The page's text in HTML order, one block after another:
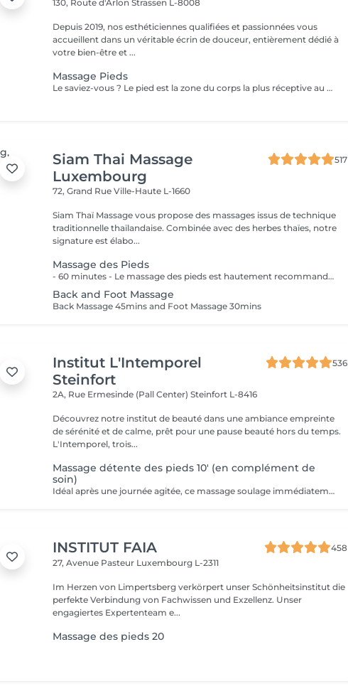
130, Route d'ArlonStrassen L-8008
Depuis 2019, nos esthéticiennes qualifiées et passionnées vous
accueillent dans un véritable écrin de douceur, entièrement dédié à
votre bien-être et ...
Massage Pieds
Le saviez-vous ? Le pied est la zone du corps la plus réceptive au massage. Nous n'y pensons pas assez mais les pieds sont une partie très importante du corps et nécessitent un soin tout particulier ! Supportant toute la charge pondérale ainsi que les agressions extérieures telles que le temps, les chaussures trop serrées, à talons ou simplement le fait de marcher toute la journée, nos pieds sont fortement sollicités ! Les massages des pieds sont donc conseillés et très favorables à notre bien-être général !
Siam Thai Massage
Luxembourg
517
72, Grand RueVille-Haute L-1660
Siam Thaï Massage vous propose des massages issus de technique
traditionnelle thaïlandaise. Combinée avec des herbes thaïes, notre
signature est élabo...
Massage des Pieds
- 60 minutes - Le massage des pieds est hautement recommandé pour ceux qui ont les pieds et les jambes fatiguées. Soulage le stress et stimule la circulation du corps, des maux tels que la fatigue, les niveaux de basse énergie, les pointes de douleurs peuvent être aussi soulagés par des points de pressions.
Back and Foot Massage
Back Massage 45mins and Foot Massage 30mins
Institut L'Intemporel
Steinfort
536
2A, Rue Ermesinde (Pall Center)Steinfort L-8416
Découvrez notre institut de beauté dans une ambiance empreinte
de sérénité et de calme, prêt pour une pause beauté hors du temps.
L'Intemporel, trois...
Massage détente des pieds 10' (en complément de
soin)
Idéal après une journée agitée, ce massage soulage immédiatement vos pieds. Pourquoi ne pas profiter d'un massage des pieds pendant votre pose masque?
INSTITUT FAIA
458
27, Avenue Pasteur Luxembourg L-2311
Im Herzen von Limpertsberg verkörpert unser Schönheitsinstitut die
perfekte Verbindung von Fachwissen und Exzellenz. Unser
engagiertes Expertenteam e...
Massage des pieds 20